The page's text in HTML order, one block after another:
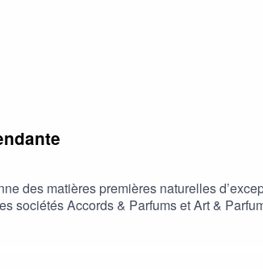
des matières premières naturelles
sociétés Accords & Parfums et Art &
technique.Une table ronde
de la culture olfactive - https://
Apple Podcasts, Youtube)